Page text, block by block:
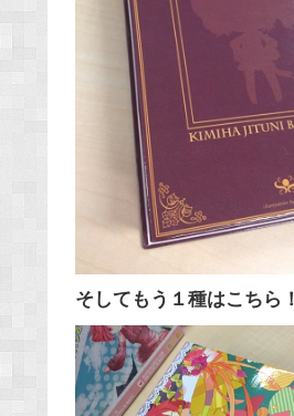
そしてもう１種はこちら！